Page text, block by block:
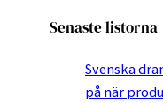
Senaste listorna
Svenska
på när